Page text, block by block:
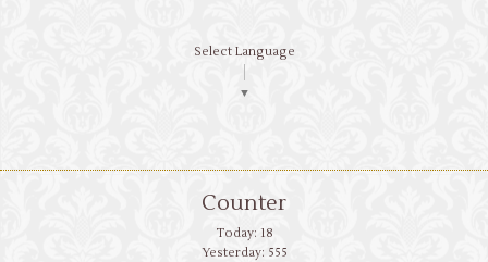
Select Language
▼
Counter
Today: 18
Yesterday: 555